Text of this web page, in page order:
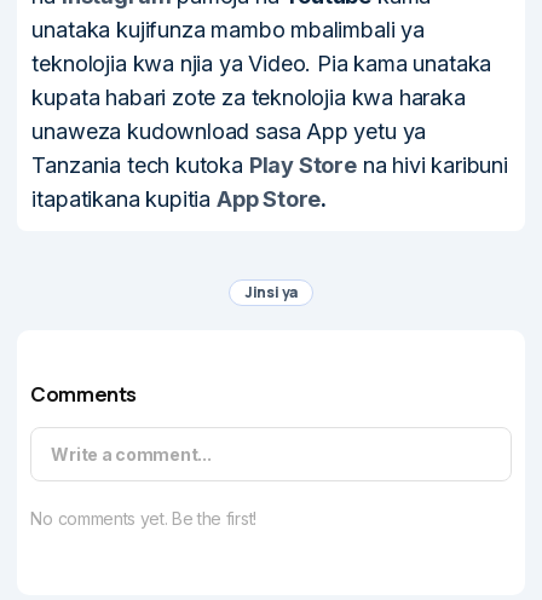
unataka kujifunza mambo mbalimbali ya
teknolojia kwa njia ya Video. Pia kama unataka
kupata habari zote za teknolojia kwa haraka
unaweza kudownload sasa App yetu ya
Tanzania tech kutoka Play Storena hivi karibuni
itapatikana kupitia App Store.
Jinsi ya
Comments
Write a comment...
No comments yet. Be the first!